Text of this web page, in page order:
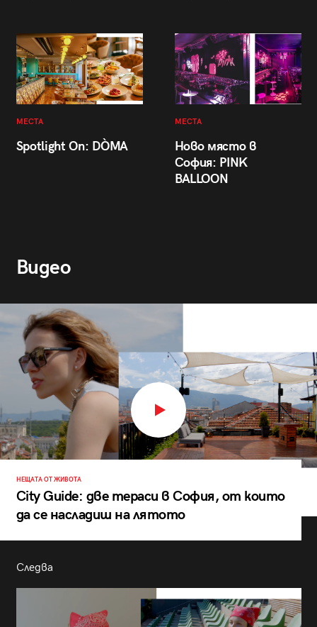
МЕСТА
Spotlight On: DÒMA
МЕСТА
Ново място в
София: PINK
BALLOON
Видео
НЕЩАТА ОТ ЖИВОТА
City Guide: две тераси в София, от които
да се насладиш на лятото
Следва